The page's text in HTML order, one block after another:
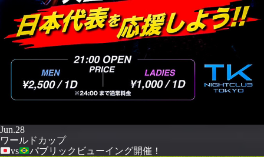
Jun.28
ワールドカップ
vs
パブリックビューイング開催！